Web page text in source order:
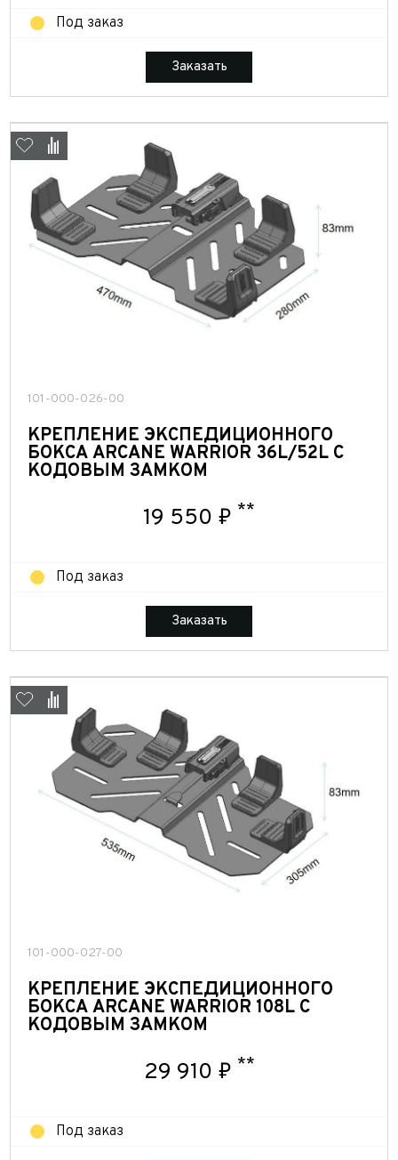
Под заказ
Заказать
101-000-026-00
КРЕПЛЕНИЕ ЭКСПЕДИЦИОННОГО
БОКСА ARCANE WARRIOR 36L/52L С
КОДОВЫМ ЗАМКОМ
19 550 ₽ **
Под заказ
Заказать
101-000-027-00
КРЕПЛЕНИЕ ЭКСПЕДИЦИОННОГО
БОКСА ARCANE WARRIOR 108L С
КОДОВЫМ ЗАМКОМ
29 910 ₽ **
Под заказ